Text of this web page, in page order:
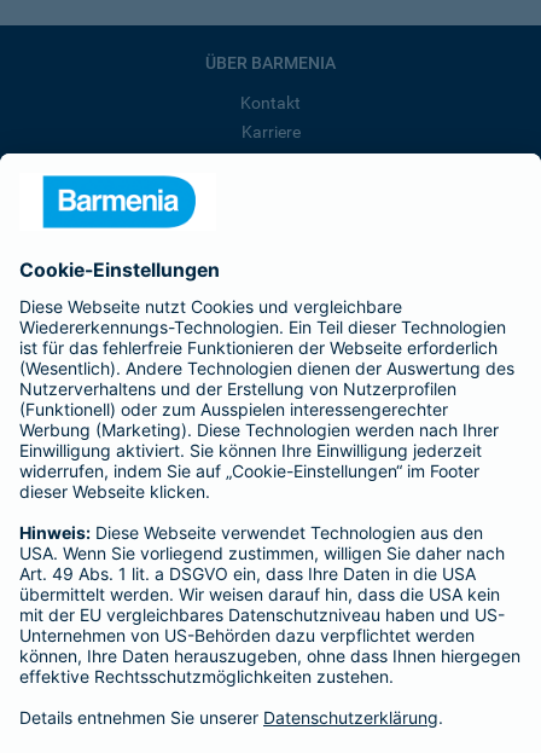
ÜBER BARMENIA
Kontakt
Karriere
Barmenia ist Teil der BarmeniaGothaer
BELIEBTE SEITEN
Kranken-Zusatzversicherung
Tierversicherungen
Haftpflichtversicherung
Hausratversicherung
Adresse ändern
Schaden melden
Kilometerstandsmeldung
Serviceübersicht